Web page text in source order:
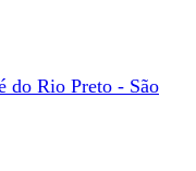
do Rio Preto - São